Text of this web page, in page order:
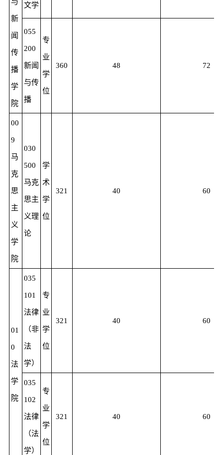
新
闻
传
播
学
院
文学
055
200
新闻
与传
播
专
业
学
位
360 48 72
00
9
马
克
思
主
义
学
院
030
500
马克
思主
义理
论
学
术
学
位
321 40 60
01
0
法
学
院
035
101
法律
（非
法
学）
专
业
学
位
321 40 60
035
102
法律
（法
学）
专
业
学
位
321 40 60